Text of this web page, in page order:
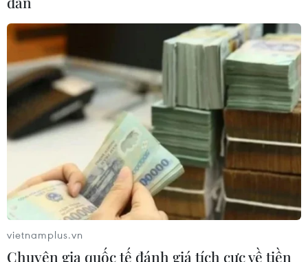
Sau Đình Trọng, nhà đương kim vô địch V-League Hà
Nội FC tiếp tục chịu tổn thất lớn khi chân sút Oseni phải
nghỉ thi đấu hết mùa giải vì chấn thương.
vietnamplus.vn
Chuyên gia quốc tế đánh giá tích cực về tiền